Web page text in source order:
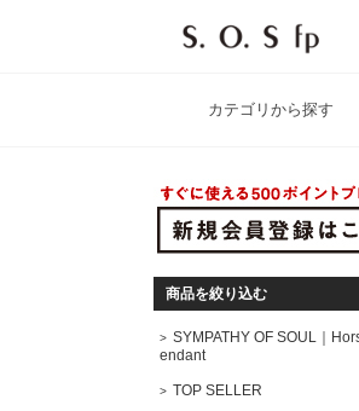
カテゴリ から探す
商品を絞り込む
SYMPATHY OF SOUL｜
endant
TOP SELLER